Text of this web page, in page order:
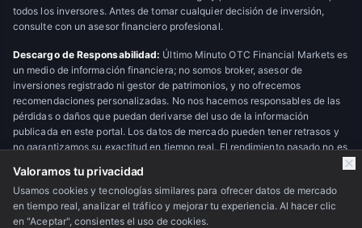
todos los inversores. Antes de tomar cualquier decisión de inversión,
consulte con un asesor financiero profesional.
Descargo de Responsabilidad: Último Minuto OTC Financial Markets es
un medio de información financiera; no somos broker, asesor de
inversiones registrado ni gestor de patrimonios, y no ofrecemos
recomendaciones personalizadas. No nos hacemos responsables de las
pérdidas o daños que puedan derivarse del uso de la información
publicada en este portal. Los datos de mercado pueden tener retrasos y
no garantizamos su exactitud en tiempo real. El rendimiento pasado no es
© 2026 Último Minuto OTC Financial Markets. Todos los derechos
Valoramos tu privacidad
Usamos cookies y tecnologías similares para ofrecer datos de mercado
en tiempo real, analizar el tráfico y mejorar tu experiencia. Al hacer clic
en "Aceptar", consientes el uso de cookies.